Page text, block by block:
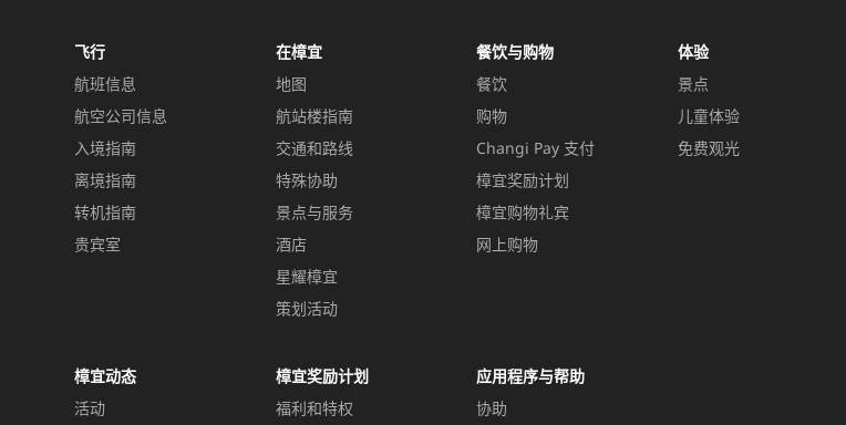
飞行
航班信息
航空公司信息
入境指南
离境指南
转机指南
贵宾室
在樟宜
地图
航站楼指南
交通和路线
特殊协助
景点与服务
酒店
星耀樟宜
策划活动
餐饮与购物
餐饮
购物
Changi Pay 支付
樟宜奖励计划
樟宜购物礼宾
网上购物
体验
景点
儿童体验
免费观光
樟宜动态
活动
樟宜奖励计划
福利和特权
应用程序与帮助
协助